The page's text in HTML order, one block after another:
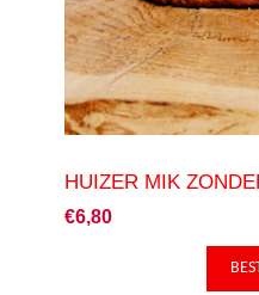
HUIZER MIK
€6,80